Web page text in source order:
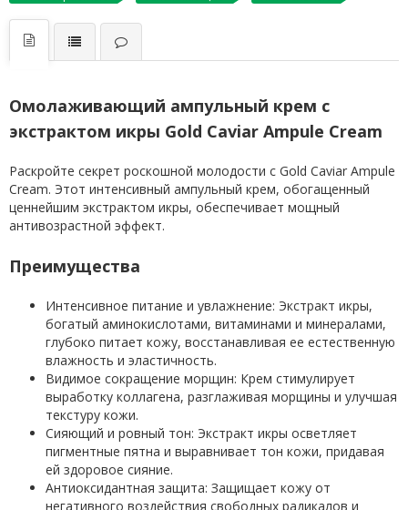
Омолаживающий ампульный крем с
экстрактом икры Gold Caviar Ampule Cream
Раскройте секрет роскошной молодости с Gold Caviar Ampule
Cream. Этот интенсивный ампульный крем, обогащенный
ценнейшим экстрактом икры, обеспечивает мощный
антивозрастной эффект.
Преимущества
Интенсивное питание и увлажнение: Экстракт икры,
богатый аминокислотами, витаминами и минералами,
глубоко питает кожу, восстанавливая ее естественную
влажность и эластичность.
Видимое сокращение морщин: Крем стимулирует
выработку коллагена, разглаживая морщины и улучшая
текстуру кожи.
Сияющий и ровный тон: Экстракт икры осветляет
пигментные пятна и выравнивает тон кожи, придавая
ей здоровое сияние.
Антиоксидантная защита: Защищает кожу от
негативного воздействия свободных радикалов и